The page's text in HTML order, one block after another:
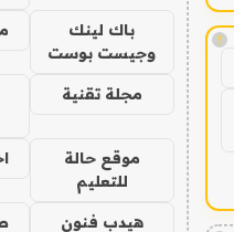
!
باك لينك
وجيست بوست
مجلة تقنية
موقع حالة
للتعليم
هيدب فنون